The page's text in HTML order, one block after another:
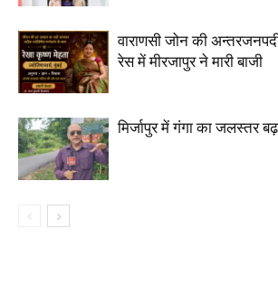
वाराणसी जोन की
रेस में मीरजापुर ने मारी बाजी
मिर्जापुर में गंगा का जलस्तर